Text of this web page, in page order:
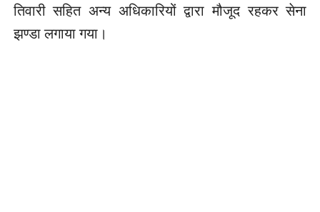
तिवारी सहित अन्य अधिकारियों द्वारा मौजूद रहकर सेना
झण्डा लगाया गया।